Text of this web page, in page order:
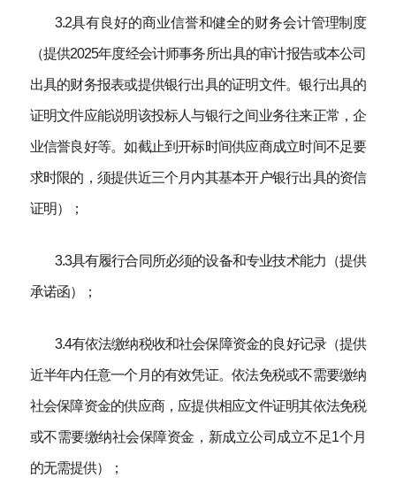
3.2具有良好的商业信誉和健全的财务会计管理制度
（提供2025年度经会计师事务所出具的审计报告或本公司
出具的财务报表或提供银行出具的证明文件。银行出具的
证明文件应能说明该投标人与银行之间业务往来正常，企
业信誉良好等。如截止到开标时间供应商成立时间不足要
求时限的，须提供近三个月内其基本开户银行出具的资信
证明）；
3.3具有履行合同所必须的设备和专业技术能力（提供
承诺函）；
3.4有依法缴纳税收和社会保障资金的良好记录（提供
近半年内任意一个月的有效凭证。依法免税或不需要缴纳
社会保障资金的供应商，应提供相应文件证明其依法免税
或不需要缴纳社会保障资金，新成立公司成立不足1个月
的无需提供）；